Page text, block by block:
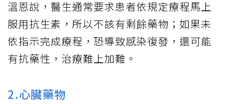
溫恩說，醫生通常要求患者依規定療程馬上
服用抗生素，所以不該有剩餘藥物；如果未
依指示完成療程，恐導致感染復發，還可能
有抗藥性，治療難上加難。
2.心臟藥物